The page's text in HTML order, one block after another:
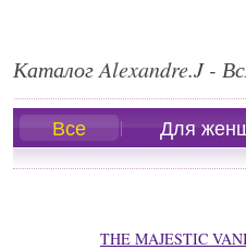
Каталог Alexandre.J -
Все Для
THE MAJESTIC